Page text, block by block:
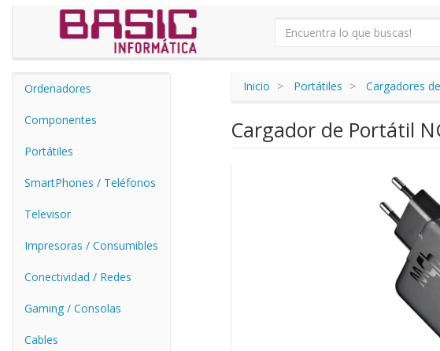
Ordenadores
Componentes
Portátiles
SmartPhones / Teléfonos
Televisor
Impresoras / Consumibles
Conectividad / Redes
Gaming / Consolas
Cables
Inicio Portátiles Cargadores
Cargador de Portátil